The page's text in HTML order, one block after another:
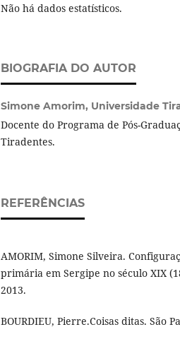
Não há dados estatísticos.
BIOGRAFIA DO AUTOR
Simone Amorim, Universidade
Docente do Programa de Pós-
Tiradentes.
REFERÊNCIAS
AMORIM, Simone Silveira.
primária em Sergipe no século XIX
2013.
BOURDIEU, Pierre.Coisas ditas. São